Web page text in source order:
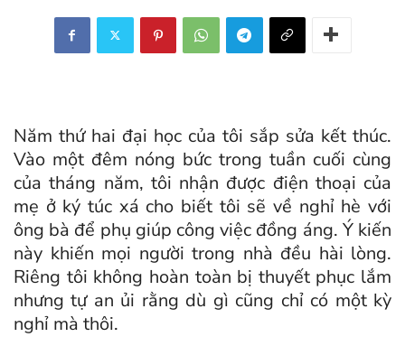
Năm thứ hai đại học của tôi sắp sửa kết thúc.
Vào một đêm nóng bức trong tuần cuối cùng
của tháng năm, tôi nhận được điện thoại của
mẹ ở ký túc xá cho biết tôi sẽ về nghỉ hè với
ông bà để phụ giúp công việc đồng áng. Ý kiến
này khiến mọi người trong nhà đều hài lòng.
Riêng tôi không hoàn toàn bị thuyết phục lắm
nhưng tự an ủi rằng dù gì cũng chỉ có một kỳ
nghỉ mà thôi.